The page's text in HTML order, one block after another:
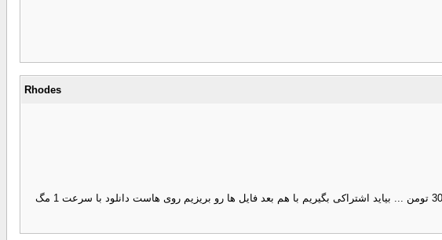
Rhodes
دوستان یه چیزی : توی سایت downloademan که سرعت الان 1 مگ هست نوشته که از کجا هاست گرفته ! رفتم توی سایتش زده که ماهی 30 تومن ... بیاید اشتراکی بگیریم با هم بعد فایل ها رو بریزیم روی هاست دانلود با سرعت 1 مگ